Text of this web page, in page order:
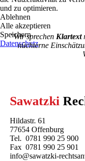
"Wir sprechen Klartext
nüchterne
Sawatzki
Hildastr. 61
77654 Offenburg
Tel. 0781 990 25 900
Fax 0781 990 25 901
info@sawatzki-
und zu optimieren.
Ablehnen
Alle akzeptieren
Speichern
Datenschutz